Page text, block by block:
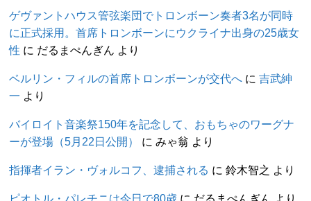
ゲヴァントハウス管弦楽団でトロンボーン奏者3名が同時
に正式採用。首席トロンボーンにウクライナ出身の25歳女
性 に だるまぺんぎん より
ベルリン・フィルの首席トロンボーンが交代へ に吉武紳
一 より
バイロイト音楽祭150年を記念して、おもちゃのワーグナ
ーが登場（5月22日公開）
にみゃ翁 より
指揮者イラン・ヴォルコフ、逮捕される に鈴木智之 より
ピオトル・パレチニは今日で80歳 に だるまぺんぎん より